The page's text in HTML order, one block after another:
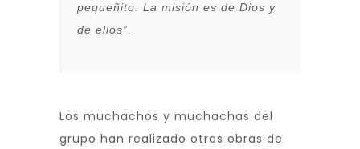
pequeñito. La misión es de Dios y
de ellos”.
Los muchachos y muchachas del
grupo han realizado otras obras de